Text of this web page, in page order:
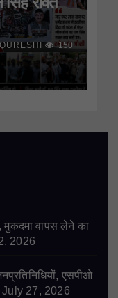
150
मुकदमा वापस लेने का
2026
एसपीओ
July 27, 2026